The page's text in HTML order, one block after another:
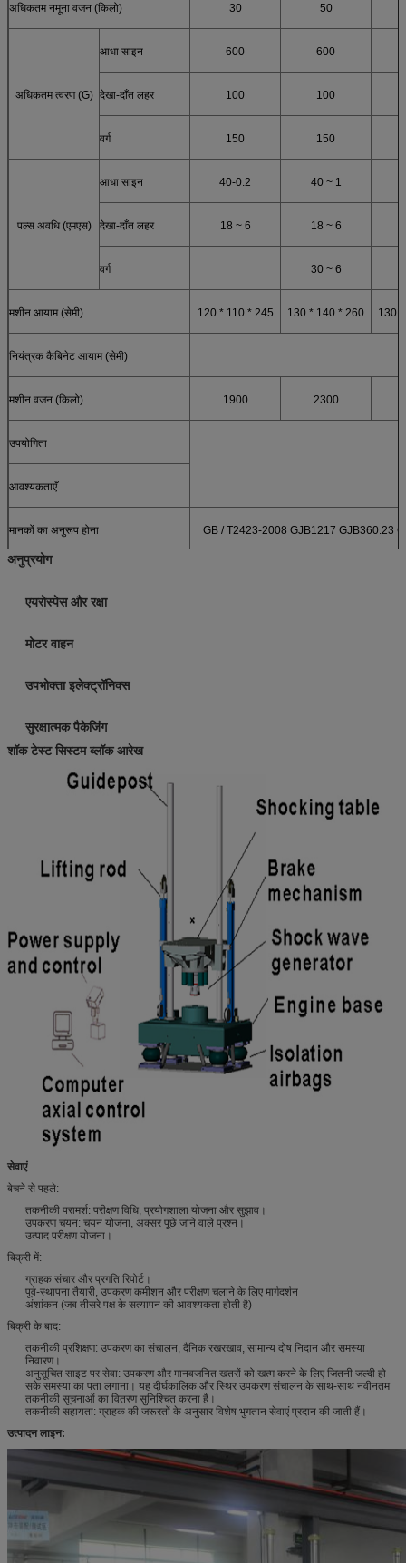
अधिकतम नमूना वजन (किलो) 30 50
अधिकतम त्वरण (G)
आधा साइन 600 600
देखा-दाँत लहर 100 100
वर्ग 150 150
पल्स अवधि (एमएस)
आधा साइन 40-0.2 40 ~ 1
देखा-दाँत लहर 18 ~ 6 18 ~ 6
वर्ग 30 ~ 6
मशीन आयाम (सेमी) 120 * 110 * 245 130 * 140 * 260 130
नियंत्रक कैबिनेट आयाम (सेमी)
मशीन वजन (किलो) 1900 2300
उपयोगिता
आवश्यकताएँ
मानकों का अनुरूप होना GB / T2423-2008 GJB1217 GJB360.23
अनुप्रयोग
एयरोस्पेस और रक्षा
मोटर वाहन
उपभोक्ता इलेक्ट्रॉनिक्स
सुरक्षात्मक पैकेजिंग
शॉक टेस्ट सिस्टम ब्लॉक आरेख
सेवाएं
बेचने से पहले:
तकनीकी परामर्श: परीक्षण विधि, प्रयोगशाला योजना और सुझाव।
उपकरण चयन: चयन योजना, अक्सर पूछे जाने वाले प्रश्न।
उत्पाद परीक्षण योजना।
बिक्री में:
ग्राहक संचार और प्रगति रिपोर्ट।
पूर्व-स्थापना तैयारी, उपकरण कमीशन और परीक्षण चलाने के लिए मार्गदर्शन
अंशांकन (जब तीसरे पक्ष के सत्यापन की आवश्यकता होती है)
बिक्री के बाद:
तकनीकी प्रशिक्षण: उपकरण का संचालन, दैनिक रखरखाव, सामान्य दोष निदान और समस्या
निवारण।
अनुसूचित साइट पर सेवा: उपकरण और मानवजनित खतरों को खत्म करने के लिए जितनी जल्दी हो
सके समस्या का पता लगाना। यह दीर्घकालिक और स्थिर उपकरण संचालन के साथ-साथ नवीनतम
तकनीकी सूचनाओं का वितरण सुनिश्चित करना है।
तकनीकी सहायता: ग्राहक की जरूरतों के अनुसार विशेष भुगतान सेवाएं प्रदान की जाती हैं।
उत्पादन लाइन: